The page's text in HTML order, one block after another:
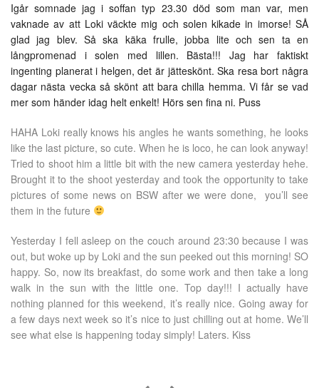
Igår somnade jag i soffan typ 23.30 död som man var, men
vaknade av att Loki väckte mig och solen kikade in imorse! SÅ
glad jag blev. Så ska käka frulle, jobba lite och sen ta en
långpromenad i solen med lillen. Bästa!!! Jag har faktiskt
ingenting planerat i helgen, det är jätteskönt. Ska resa bort några
dagar nästa vecka så skönt att bara chilla hemma. Vi får se vad
mer som händer idag helt enkelt! Hörs sen fina ni. Puss
HAHA Loki really knows his angles he wants something, he looks
like the last picture, so cute. When he is loco, he can look anyway!
Tried to shoot him a little bit with the new camera yesterday hehe.
Brought it to the shoot yesterday and took the opportunity to take
pictures of some news on BSW after we were done, you’ll see
them in the future
Yesterday I fell asleep on the couch around 23:30 because I was
out, but woke up by Loki and the sun peeked out this morning! SO
happy. So, now its breakfast, do some work and then take a long
walk in the sun with the little one. Top day!!! I actually have
nothing planned for this weekend, it’s really nice. Going away for
a few days next week so it’s nice to just chilling out at home. We’ll
see what else is happening today simply! Laters. Kiss